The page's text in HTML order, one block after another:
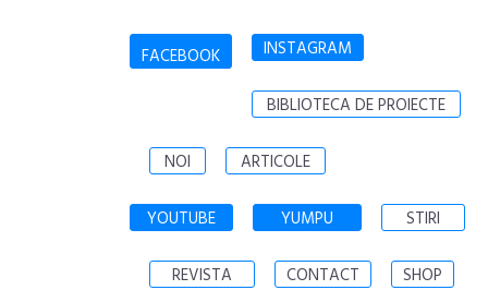
FACEBOOK INSTAGRAM
BIBLIOTECA DE PROIECTE
NOI ARTICOLE
YOUTUBE YUMPU STIRI
REVISTA CONTACT SHOP